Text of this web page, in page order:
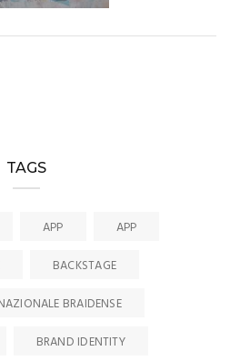
TAGS
APP
APP
BACKSTAGE
BRAIDENSE
BRAND IDENTITY